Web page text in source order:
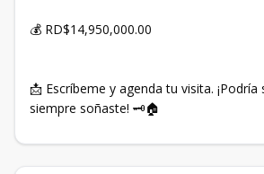
💰 RD$14,950,000.00
📩 Escríbeme y agenda tu visita.
siempre soñaste! 🗝️🏠